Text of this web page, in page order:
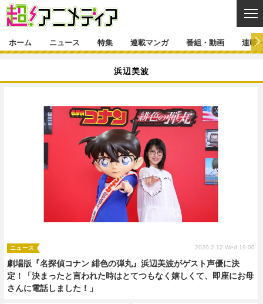
ゲーム・アプリ マンガ
イベント
コスプレ
新帝スタ
特集一覧 カバー
インタビュー レポート
連載マンガ
連載マンガ一覧 連載一覧
番組・動画
番組・動画一覧 ラジオ
連載・ブログ
連載・ブログ一覧
編集部ブログ・お知らせ
ホーム ニュース 特集 連載マンガ 番組・動画 連載
浜辺美波
劇場版『名探偵コナン 緋色の弾丸』浜辺美波がゲスト声優に決
定！「決まったと言われた時はとてつもなく嬉しくて、即座にお母
さんに電話しました！」
ニュース 2020.2.12 Wed 19:00